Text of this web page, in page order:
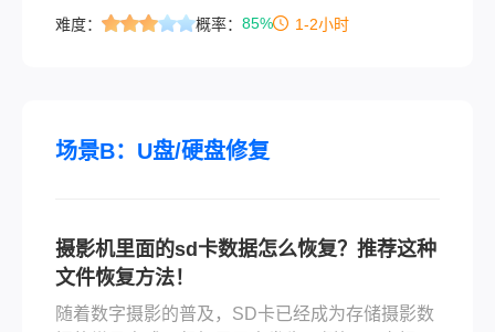
色。然而，任何硬件都有其使用寿命，硬盘也不
下，如何采取适当的措施来尽可能地恢复硬盘中
难度： 概率： 85% 1-2小时
场景B：U盘/硬盘修复
摄影机里面的sd卡数据怎么恢复？推荐这种
文件恢复方法！
随着数字摄影的普及，SD卡已经成为存储摄影数